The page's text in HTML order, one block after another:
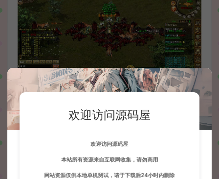
欢迎访问源码屋
欢迎访问源码屋
本站所有资源来自互联网收集，请勿商用
网站资源仅供本地单机测试，请于下载后24小时内删除